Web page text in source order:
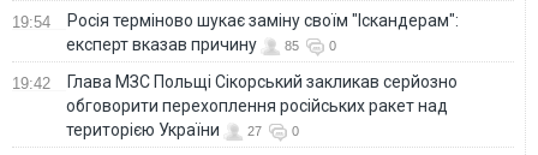
19:54
Росія терміново шукає заміну своїм "Іскандерам":
експерт вказав причину
85 0
19:42
Глава МЗС Польщі Сікорський закликав серйозно
обговорити перехоплення російських ракет над
територією України
27 0